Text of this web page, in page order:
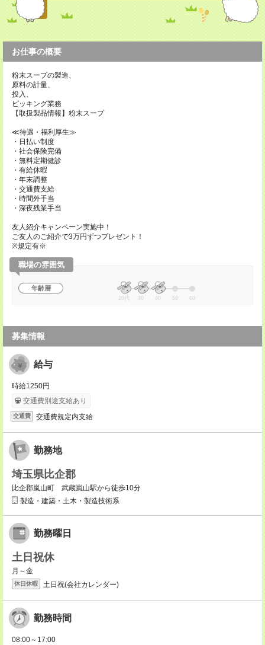
お仕事の概要
粉末スープの製造、
原料の計量、
投入、
ピッキング業務
【取扱製品情報】粉末スープ
≪待遇・福利厚生≫
・日払い制度
・社会保険完備
・無料定期健診
・有給休暇
・年末調整
・交通費支給
・時間外手当
・深夜残業手当
友人紹介キャンペーン実施中！
ご友人のご紹介で3万円ずつプレゼント！
※規定有※
職場の雰囲気
年齢層
20代 30 40 50 60
募集情報
給与
時給1250円
交通費別途支給あり
交通費 交通費規定内支給
勤務地
埼玉県比企郡
比企郡嵐山町 武蔵嵐山駅から徒歩10分
製造・建築・土木・製造技術系
勤務曜日
土日祝休
月～金
休日休暇 土日祝(会社カレンダー)
勤務時間
08:00～17:00